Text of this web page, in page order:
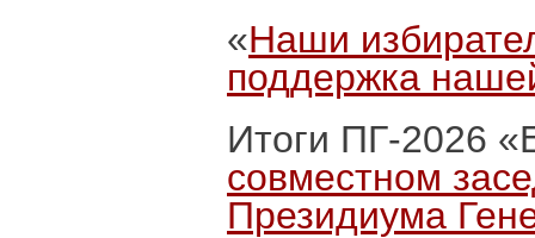
«Наши
поддержка
Итоги ПГ-2026
совместном
Президиума